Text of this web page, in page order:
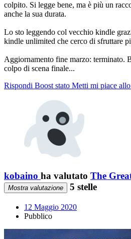
colpito. Si legge bene, ma è più un
anche la sua durata.
Lo sto leggendo col vecchio kindle
kindle unlimited che cerco di sfruttare
Aggiornamento fine marzo: terminato.
colpo di scena finale...
Rispondi Boost stato Metti mi piace
kobaino ha valutato The
Mostra valutazione 5 stelle
12 Maggio 2020
Pubblico